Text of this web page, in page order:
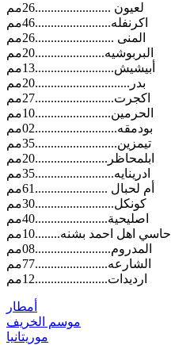
لعيون ........................26مم
اكرنفله........................46مم
المنى .........................26مم
البربوشيه......................20مم
أبيشيش.........................13مم
بدر..............................20مم
اكجرت.........................27مم
الحرمين........................10مم
بودمقه..........................02مم
تيمزين..........................35مم
ابلمحاظر.......................20مم
ادرينايه.........................35مم
أم لحبال .......................61مم
كونكل.........................30مم
اصليحية.......................40مم
حاسي اهل احمد بشنه........10مم
المدروم........................08مم
الشارعه.......................77مم
ارديدات.......................12مم
أمطار
موسم الخريف
موريتانيا